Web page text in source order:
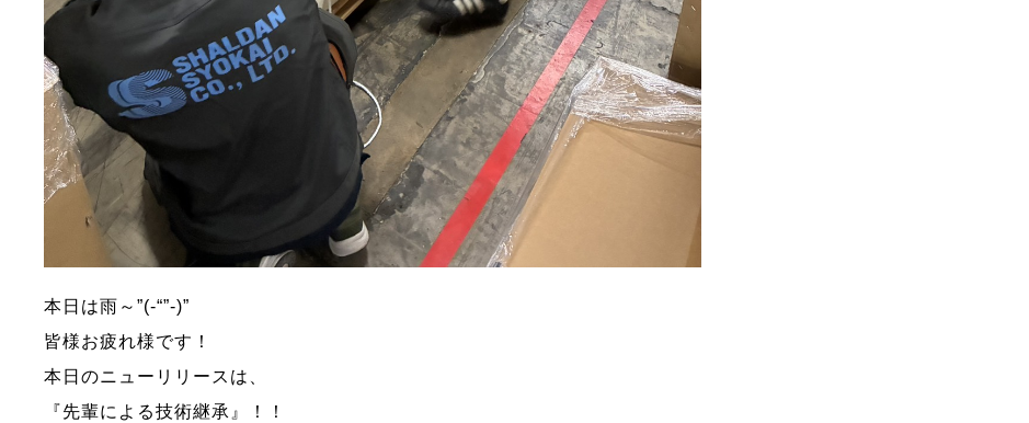
本日は雨～”(-“”-)”
皆様お疲れ様です！
本日のニューリリースは、
『先輩による技術継承』！！